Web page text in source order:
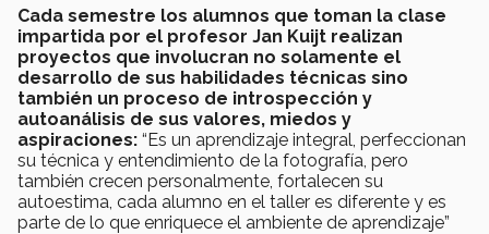
Cada semestre los alumnos que toman la clase
impartida por el profesor Jan Kuijt realizan
proyectos que involucran no solamente el
desarrollo de sus habilidades técnicas sino
también un proceso de introspección y
autoanálisis de sus valores, miedos y
aspiraciones: “Es un aprendizaje integral, perfeccionan
su técnica y entendimiento de la fotografía, pero
también crecen personalmente, fortalecen su
autoestima, cada alumno en el taller es diferente y es
parte de lo que enriquece el ambiente de aprendizaje”